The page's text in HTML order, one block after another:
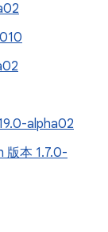
alpha02
版本 1.7.0-